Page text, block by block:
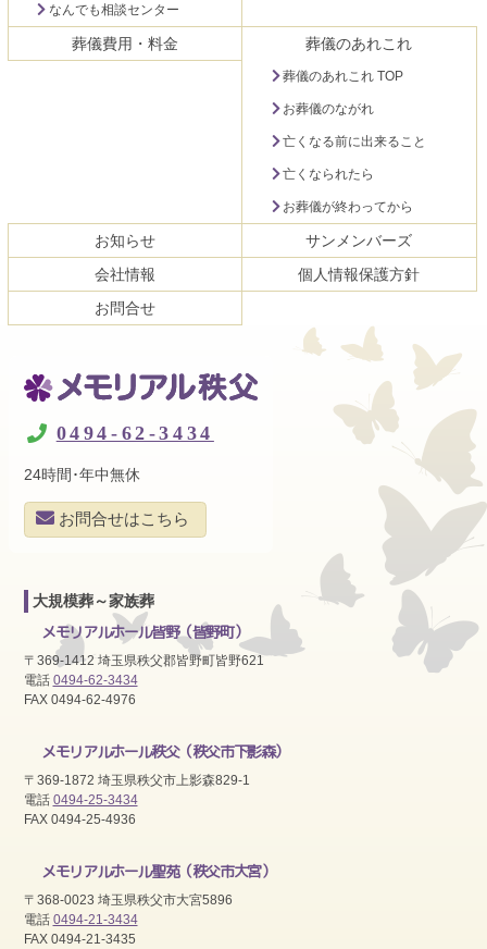
なんでも相談センター
葬儀費用・料金 葬儀のあれこれ
葬儀のあれこれ TOP
お葬儀のながれ
亡くなる前に出来ること
亡くなられたら
お葬儀が終わってから
お知らせ
サンメンバーズ
会社情報
個人情報保護方針
お問合せ
メモリアル秩父
0494-62-3434
24時間･年中無休
お問合せはこちら
大規模葬～家族葬
メモリアルホール皆野（皆野町）
〒369-1412 埼玉県秩父郡皆野町皆野621
電話 0494-62-3434
FAX 0494-62-4976
メモリアルホール秩父（秩父市下影森）
〒369-1872 埼玉県秩父市上影森829-1
電話 0494-25-3434
FAX 0494-25-4936
メモリアルホール聖苑（秩父市大宮）
〒368-0023 埼玉県秩父市大宮5896
電話 0494-21-3434
FAX 0494-21-3435